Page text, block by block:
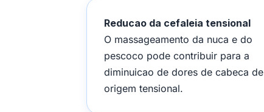
Reducao da cefaleia tensional
O massageamento da nuca e do
pescoco pode contribuir para a
diminuicao de dores de cabeca de
origem tensional.